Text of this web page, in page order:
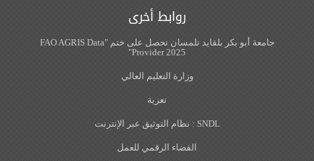
روابط أخرى
جامعة أبو بكر بلقايد تلمسان تحصل على ختم "FAO AGRIS Data
Provider 2025"
وزارة التعليم العالي
تعزية
SNDL : نظام التوثيق عبر الإنترنت
الفضاء الرقمي للعمل